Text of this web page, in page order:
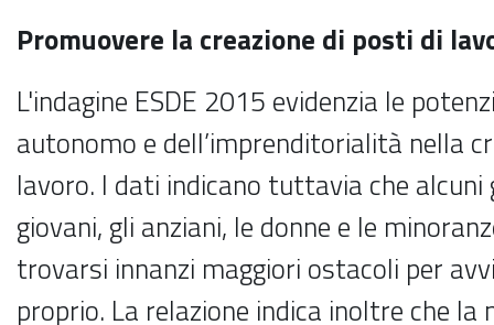
Promuovere la creazione di posti di
L'indagine ESDE 2015 evidenzia le
autonomo e dell’imprenditorialità nella
lavoro. I dati indicano tuttavia che alcuni
giovani, gli anziani, le donne e le
trovarsi innanzi maggiori ostacoli per
proprio. La relazione indica inoltre che la